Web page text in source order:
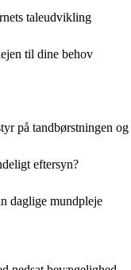
taleudvikling
til dine behov
på tandbørstningen og
eftersyn?
daglige mundpleje